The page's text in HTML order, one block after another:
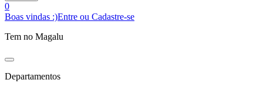
0
Boas vindas :)Entre ou Cadastre-se
Tem no Magalu
Departamentos